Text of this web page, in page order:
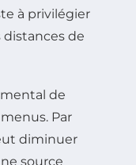
à privilégier
distances de
de
Par
diminuer
source